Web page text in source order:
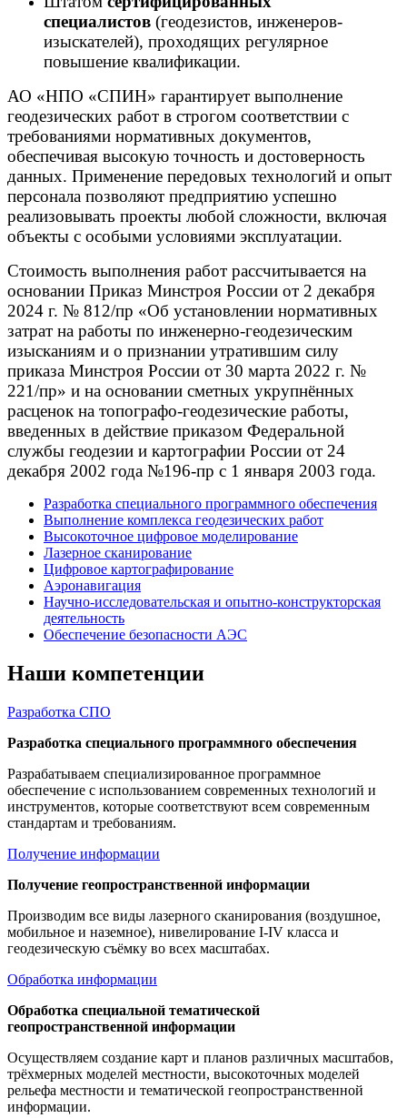
специалистов (геодезистов, инженеров-
изыскателей), проходящих регулярное
повышение квалификации.
АО «НПО «СПИН» гарантирует выполнение
геодезических работ в строгом соответствии с
требованиями нормативных документов,
обеспечивая высокую точность и достоверность
данных. Применение передовых технологий и опыт
персонала позволяют предприятию успешно
реализовывать проекты любой сложности, включая
объекты с особыми условиями эксплуатации.
Стоимость выполнения работ рассчитывается на
основании Приказ Минстроя России от 2 декабря
2024 г. № 812/пр «Об установлении нормативных
затрат на работы по инженерно­-геодезическим
изысканиям и о признании утратившим силу
приказа Минстроя России от 30 марта 2022 г. №
221/пр» и на основании сметных укрупнённых
расценок на топографо-геодезические работы,
введенных в действие приказом Федеральной
службы геодезии и картографии России от 24
декабря 2002 года №196-пр с 1 января 2003 года.
Разработка специального программного обеспечения
Выполнение комплекса геодезических работ
Высокоточное цифровое моделирование
Лазерное сканирование
Цифровое картографирование
Аэронавигация
Научно-исследовательская и опытно-конструкторская
деятельность
Обеспечение безопасности АЭС
Наши компетенции
Разработка СПО
Разработка специального программного обеспечения
Разрабатываем специализированное программное
обеспечение с использованием современных технологий и
инструментов, которые соответствуют всем современным
стандартам и требованиям.
Получение информации
Получение геопространственной информации
Производим все виды лазерного сканирования (воздушное,
мобильное и наземное), нивелирование I-IV класса и
геодезическую съёмку во всех масштабах.
Обработка информации
Обработка специальной тематической
геопространственной информации
Осуществляем создание карт и планов различных масштабов,
трёхмерных моделей местности, высокоточных моделей
рельефа местности и тематической геопространственной
информации.